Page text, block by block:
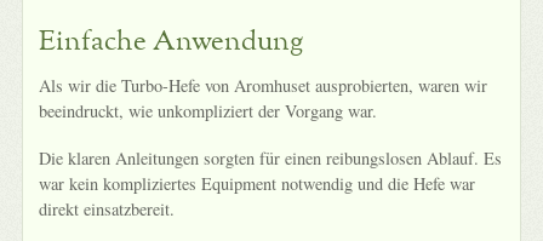
Einfache Anwendung
Als wir die Turbo-Hefe von Aromhuset ausprobierten, waren wir
beeindruckt, wie unkompliziert der Vorgang war.
Die klaren Anleitungen sorgten für einen reibungslosen Ablauf. Es
war kein kompliziertes Equipment notwendig und die Hefe war
direkt einsatzbereit.